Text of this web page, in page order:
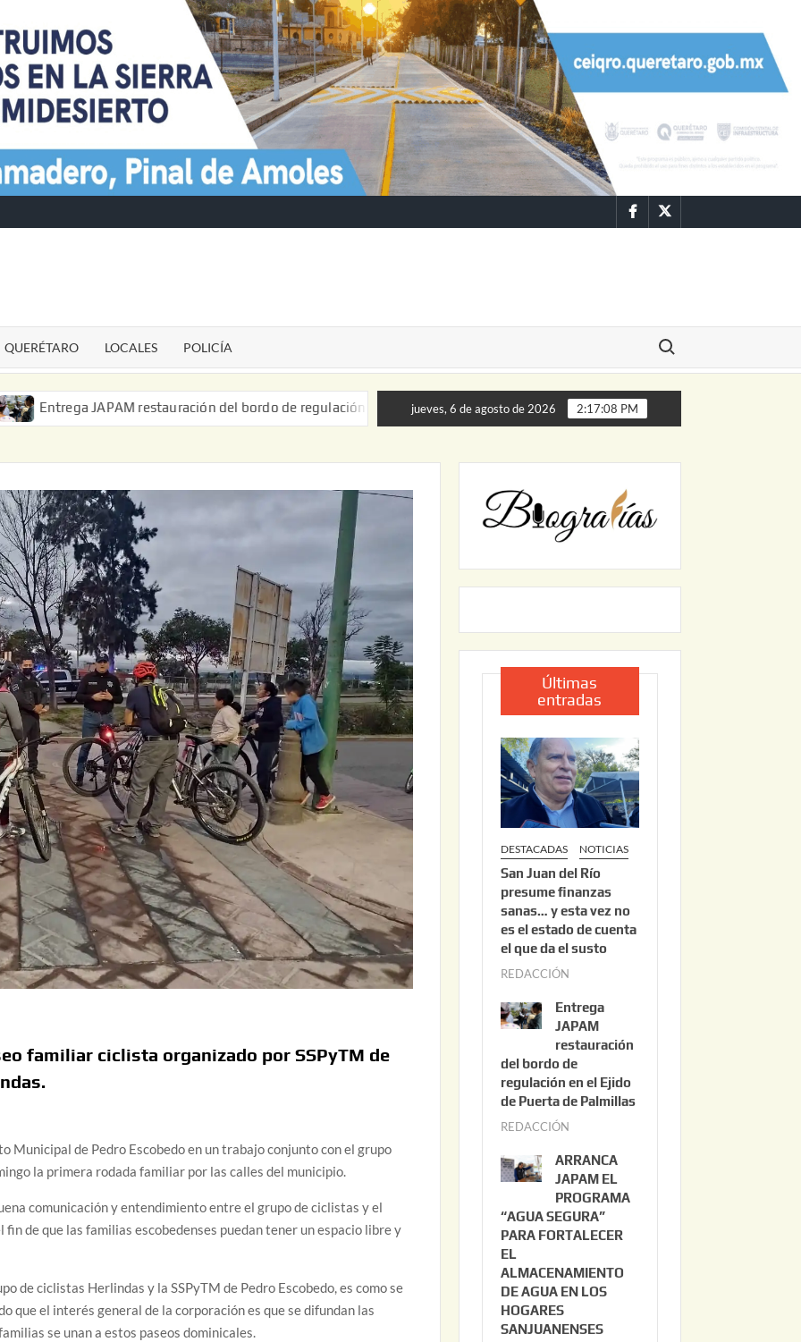
FacebookTwitter
QUERÉTARO LOCALES POLICÍA
Buscar:
JAPAM restauración del bordo de regulación en el Ejido de Puerta de Palmillas ARRANCA JAPAM EL PROGRAMA
jueves, 6 de agosto de 2026 2:17:09 PM
familiar ciclista organizado por SSPyTM de
Municipal de Pedro Escobedo en un trabajo conjunto con el grupo
la primera rodada familiar por las calles del municipio.
comunicación y entendimiento entre el grupo de ciclistas y el
de que las familias escobedenses puedan tener un espacio libre y
de ciclistas Herlindas y la SSPyTM de Pedro Escobedo, es como se
que el interés general de la corporación es que se difundan las
se unan a estos paseos dominicales.
Últimas
entradas
DESTACADAS NOTICIAS
San Juan del Río
presume finanzas
sanas… y esta vez no
es el estado de cuenta
el que da el susto
REDACCIÓN
o
s
t
o
3
2
0
2
6
Entrega
JAPAM
restauración
del bordo de
regulación en el Ejido
de Puerta de Palmillas
REDACCIÓN
l
i
o
2
0
ARRANCA
JAPAM EL
PROGRAMA
“AGUA SEGURA”
PARA FORTALECER
EL
ALMACENAMIENTO
DE AGUA EN LOS
HOGARES
SANJUANENSES